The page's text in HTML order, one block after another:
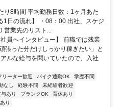
り8時間 平均勤務日数：1ヶ月あた
1日の流れ】 ・08：00 出社、スケジ
営業先のリスト...
員へインタビュー】 前職では残業
張った分だけしっかり稼ぎたい」と
ルな給与を聞いていたので、入社
リーター歓迎 バイク通勤OK
学歴不問
なし 経験不問
未経験者歓迎
与あり ブランクOK
育休あり
り